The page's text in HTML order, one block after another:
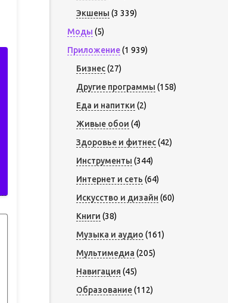
Экшены (3 339)
Моды (5)
Приложение(1 939)
Бизнес(27)
Другие программы (158)
Еда и напитки (2)
Живые обои (4)
Здоровье и фитнес(42)
Инструменты (344)
Интернет и сеть (64)
Искусство и дизайн (60)
Книги (38)
Музыка и аудио (161)
Мультимедиа (205)
Навигация (45)
Образование(112)